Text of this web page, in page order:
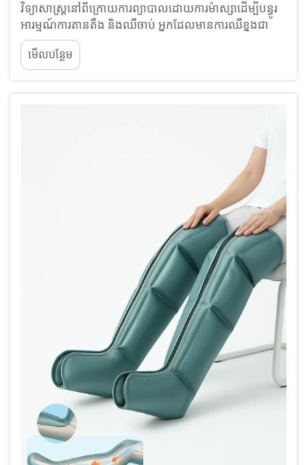
វិទ្យាសាស្ត្រនៅពីក្រោយការព្យាបាលដោយការម៉ាស្សាដើម្បីបន្ធូរ
អារម្មណ៍ការតានតឹង និងឈឺចាប់ អ្នកដែលមានការឈឺខ្នងជា
ញឹកញាប់ទទួលបានការសម្រាកដោយប្រើម៉ាស្សាផ្កាយ ដែល
ចម្លងអារម្មណ៍ដូចជាការម៉ាស្សាដោយដៃពិតប្រាកដ។ ឧបករណ៍
ទាំងនេះដំណើរការដោយការបង្កើនសុខភាពឈាម និងជួយ...
មើលបន្ថែម